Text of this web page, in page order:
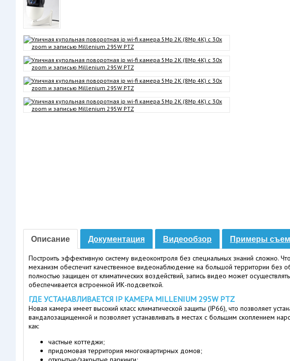
Описание Документация Видеообзор Примеры
Построить эффективную систему видеоконтроля без специальных знаний сложно.
механизм обеспечит качественное видеонаблюдение на большой территории без
полностью защищен от климатических воздействий, запись видео может
обеспечивается встроенной ИК-подсветкой.
ГДЕ УСТАНАВЛИВАЕТСЯ IP КАМЕРА MILLENIUM 295W PTZ
Новая камера имеет высокий класс климатической защиты (IP66), что позволяет
вандалозащищенной и позволяет устанавливать в местах с большим скоплением
как:
частные коттеджи;
придомовая территория многоквартирных домов;